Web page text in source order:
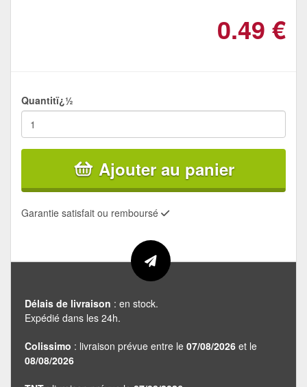
0.49 €
Quantitï¿½
Ajouter au panier
Garantie satisfait ou remboursé
Délais de livraison : en stock.
Expédié dans les 24h.
Colissimo : livraison prévue entre le 07/08/2026 et le
08/08/2026